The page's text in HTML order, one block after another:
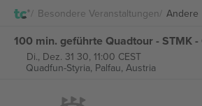
Besondere Veranstaltungen Andere
Di., Dez. 31 30, 11:00 CEST
Quadfun-Styria, Palfau, Austria